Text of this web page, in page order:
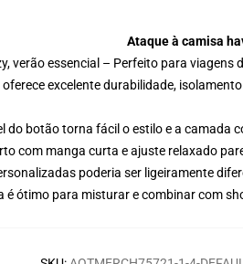
Ataque à camisa
verão essencial – Perfeito para viagens
excelente durabilidade,
do botão torna fácil o estilo e a camada
com manga curta e ajuste relaxado
poderia ser ligeiramente
é ótimo para misturar e combinar com